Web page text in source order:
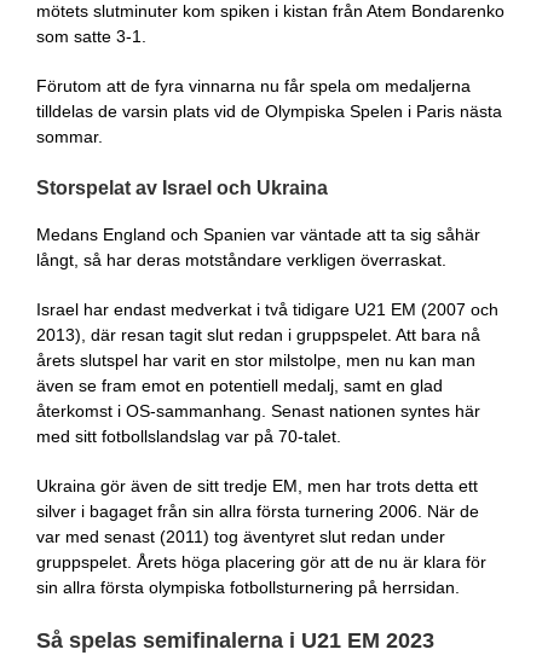
mötets slutminuter kom spiken i kistan från Atem Bondarenko
som satte 3-1.
Förutom att de fyra vinnarna nu får spela om medaljerna
tilldelas de varsin plats vid de Olympiska Spelen i Paris nästa
sommar.
Storspelat av Israel och Ukraina
Medans England och Spanien var väntade att ta sig såhär
långt, så har deras motståndare verkligen överraskat.
Israel har endast medverkat i två tidigare U21 EM (2007 och
2013), där resan tagit slut redan i gruppspelet. Att bara nå
årets slutspel har varit en stor milstolpe, men nu kan man
även se fram emot en potentiell medalj, samt en glad
återkomst i OS-sammanhang. Senast nationen syntes här
med sitt fotbollslandslag var på 70-talet.
Ukraina gör även de sitt tredje EM, men har trots detta ett
silver i bagaget från sin allra första turnering 2006. När de
var med senast (2011) tog äventyret slut redan under
gruppspelet. Årets höga placering gör att de nu är klara för
sin allra första olympiska fotbollsturnering på herrsidan.
Så spelas semifinalerna i U21 EM 2023